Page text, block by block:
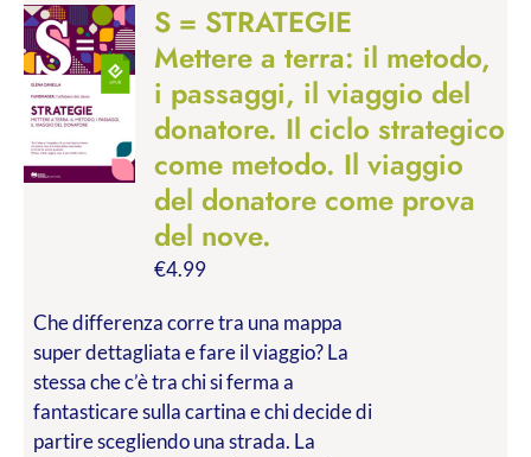
S = STRATEGIE
Mettere a terra: il metodo,
i passaggi, il viaggio del
donatore. Il ciclo strategico
come metodo. Il viaggio
del donatore come prova
del nove.
€4.99
Che differenza corre tra una mappa
super dettagliata e fare il viaggio? La
stessa che c’è tra chi si ferma a
fantasticare sulla cartina e chi decide di
partire scegliendo una strada. La